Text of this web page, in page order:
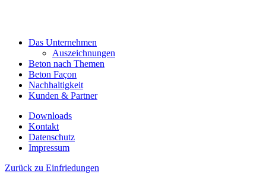
Das Unternehmen
Auszeichnungen
Beton nach Themen
Beton Façon
Nachhaltigkeit
Kunden & Partner
Downloads
Kontakt
Datenschutz
Impressum
Zurück zu Einfriedungen